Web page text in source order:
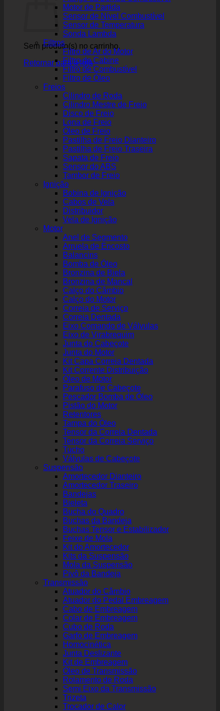
Sem produto(s) no carrinho.
Retornar para a loja
Motor de Partida
Sensor de Nível Combustível
Sensor de Temperatura
Sonda Lambda
Filtros
Filtro de Ar do Motor
Filtro de Cabine
Filtro de Combustível
Filtro de Óleo
Freios
Cilindro de Roda
Cilindro Mestre de Freio
Disco de Freio
Lona de Freio
Óleo de Freio
Pastilha de Freio Dianteiro
Pastilha de Freio Traseira
Sapata de Freio
Sensor do ABS
Tambor de Freio
Ignição
Bobina de Ignição
Cabos de Vela
Distribuidor
Vela de Ignição
Motor
Anel de Segmento
Arruela de Encosto
Balancins
Bomba de Óleo
Bronzina de Biela
Bronzina de Mancal
Calço do Câmbio
Calço do Motor
Correia de Serviço
Correia Dentada
Eixo Comando de Válvulas
Eixo de Virabrequim
Junta do Cabeçote
Junta do Motor
Kit Capa Correia Dentada
Kit Corrente Distribuição
Óleo de Motor
Parafuso de Cabeçote
Pescador Bomba de Óleo
Pistão do Motor
Retentores
Tampa do Óleo
Tensor da Correia Dentada
Tensor da Correia Serviço
Tucho
Válvulas de Cabeçote
Suspensão
Amortecedor Dianteiro
Amortecedor Traseiro
Bandejas
Bieleta
Bucha do Quadro
Buchas da Bandeja
Buchas Tensor e Estabilizador
Feixe de Mola
Kit do Amortecedor
Kits da Suspensão
Mola da Suspensão
Pivô da Bandeja
Transmissão
Atuador do Câmbio
Atuador do Pedal Embreagem
Cabo de Embreagem
Colar de Embreagem
Cubo de Roda
Garfo de Embreagem
Homocinética
Junta Deslizante
Kit de Embreagem
Óleo de Transmissão
Rolamento de Roda
Semi Eixo da Transmissão
Trizeta
Trocador de Calor